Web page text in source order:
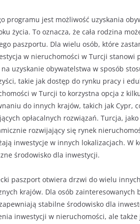
programu jest możliwość uzyskania
życia. To oznacza, że cała rodzina
paszportu. Dla wielu osób, które
w nieruchomości w Turcji stanowi
uzyskanie obywatelstwa w sposób
takie jak dostęp do rynku pracy i
w Turcji to korzystna opcja z
do innych krajów, takich jak Cypr,
opłacalnych rozwiązań. Turcja,
rozwijający się rynek
inwestycje w innych lokalizacjach. W
środowisko dla inwestycji.
paszport otwiera drzwi do wielu
krajów. Dla osób zainteresowanych
stabilne środowisko dla
inwestycji w nieruchomości, ale